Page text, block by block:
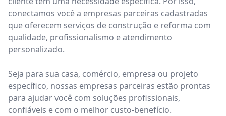
conectamos você a empresas parceiras cadastradas
que oferecem serviços de construção e reforma com
qualidade, profissionalismo e atendimento
personalizado.
Seja para sua casa, comércio, empresa ou projeto
específico, nossas empresas parceiras estão prontas
para ajudar você com soluções profissionais,
confiáveis e com o melhor custo-benefício.